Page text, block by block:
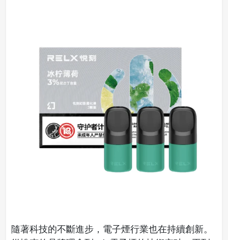
隨著科技的不斷進步，電子煙行業也在持續創新。